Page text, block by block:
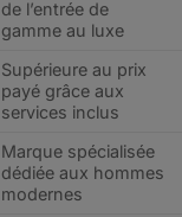
de l’entrée de
gamme au luxe
Supérieure au prix
payé grâce aux
services inclus
Marque spécialisée
dédiée aux hommes
modernes